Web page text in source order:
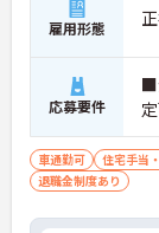
雇用形態
応募要件
■
車通勤可 住宅手当
退職金制度あり